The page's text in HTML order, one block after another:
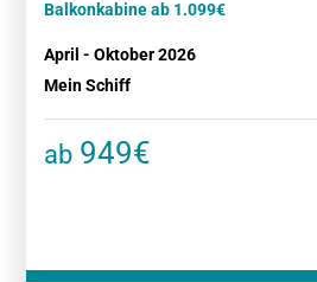
Balkonkabine ab 1.099€
April - Oktober 2026
Mein Schiff
ab 949€